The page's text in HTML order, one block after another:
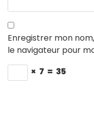
Enregistrer mon
le navigateur pour
× 7 = 35